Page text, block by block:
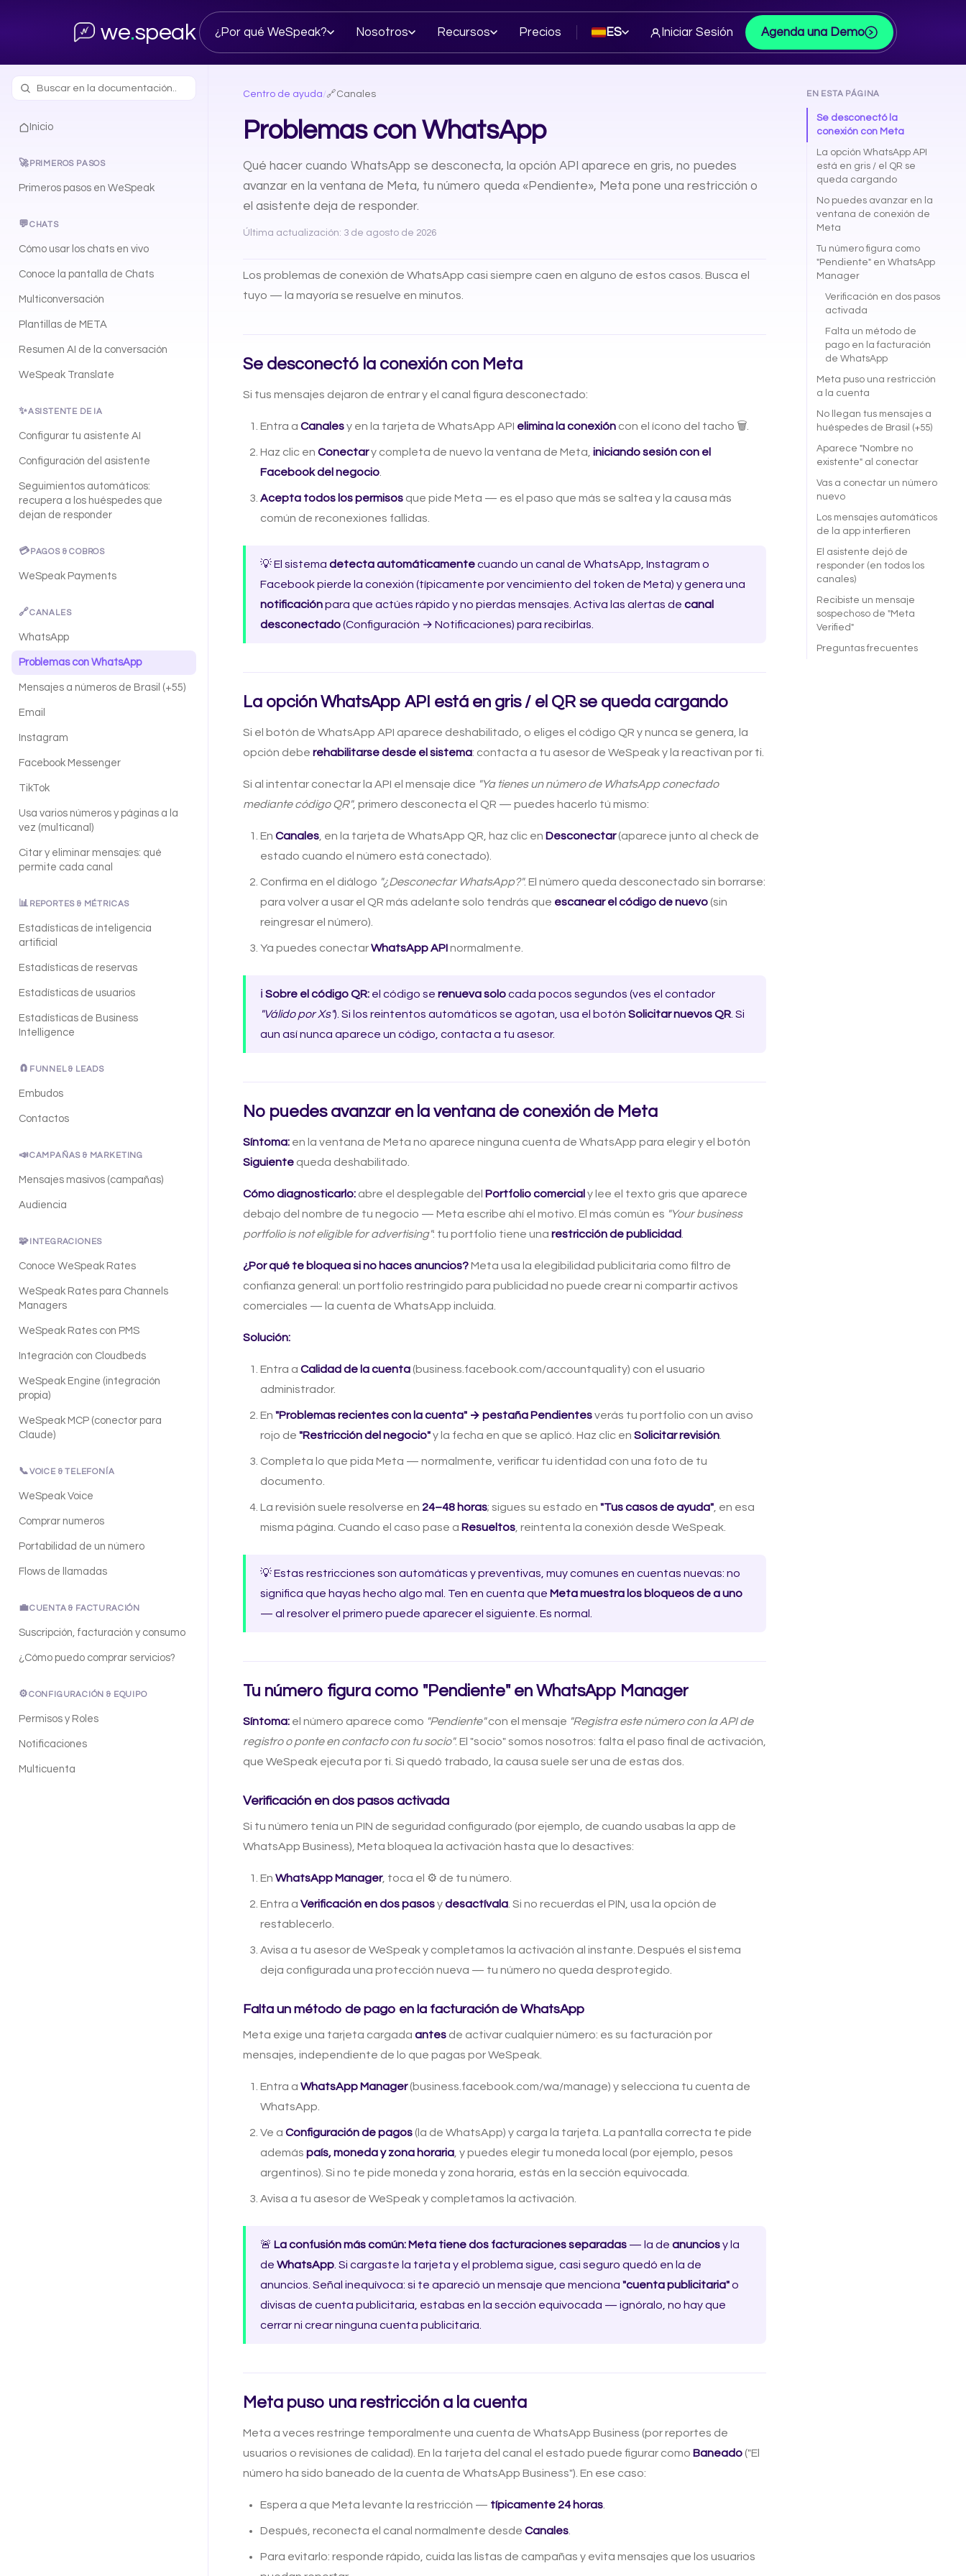
we.speak ¿Por qué WeSpeak? Nosotros Recursos Precios ES Iniciar Sesión Agenda una Demo
Inicio
🚀 PRIMEROS PASOS
Primeros pasos en WeSpeak
💬CHATS
Cómo usar los chats en vivo
Conoce la pantalla de Chats
Multiconversación
Plantillas de META
Resumen AI de la conversación
WeSpeak Translate
✨ASISTENTE DE IA
Configurar tu asistente AI
Configuración del asistente
Seguimientos automáticos:
recupera a los huéspedes que
dejan de responder
💳 PAGOS & COBROS
WeSpeak Payments
🔗CANALES
WhatsApp
Problemas con WhatsApp
Mensajes a números de Brasil (+55)
Email
Instagram
Facebook Messenger
TikTok
Usa varios números y páginas a la
vez (multicanal)
Citar y eliminar mensajes: qué
permite cada canal
📊 REPORTES & MÉTRICAS
Estadísticas de inteligencia
artificial
Estadísticas de reservas
Estadísticas de usuarios
Estadísticas de Business
Intelligence
🧲 FUNNEL & LEADS
Embudos
Contactos
📣CAMPAÑAS & MARKETING
Mensajes masivos (campañas)
Audiencia
🧩 INTEGRACIONES
Conoce WeSpeak Rates
WeSpeak Rates para Channels
Managers
WeSpeak Rates con PMS
Integración con Cloudbeds
WeSpeak Engine (integración
propia)
WeSpeak MCP (conector para
Claude)
📞VOICE & TELEFONÍA
WeSpeak Voice
Comprar numeros
Portabilidad de un número
Flows de llamadas
💼CUENTA & FACTURACIÓN
Suscripción, facturación y consumo
¿Cómo puedo comprar servicios?
⚙️CONFIGURACIÓN & EQUIPO
Permisos y Roles
Notificaciones
Multicuenta
Centro de ayuda/🔗Canales
Problemas con WhatsApp
Qué hacer cuando WhatsApp se desconecta, la opción API aparece en gris, no puedes
avanzar en la ventana de Meta, tu número queda «Pendiente», Meta pone una restricción o
el asistente deja de responder.
Última actualización: 3 de agosto de 2026
Los problemas de conexión de WhatsApp casi siempre caen en alguno de estos casos. Busca el
tuyo — la mayoría se resuelve en minutos.
Se desconectó la conexión con Meta
Si tus mensajes dejaron de entrar y el canal figura desconectado:
Entra a Canalesy en la tarjeta de WhatsApp API elimina la conexión con el ícono del tacho 🗑️.
Haz clic en Conectary completa de nuevo la ventana de Meta, iniciando sesión con el
Facebook del negocio
Acepta todos los permisos que pide Meta — es el paso que más se saltea y la causa más
común de reconexiones fallidas.
💡 El sistema detecta automáticamentecuando un canal de WhatsApp, Instagram o
Facebook pierde la conexión (típicamente por vencimiento del token de Meta) y genera una
notificaciónpara que actúes rápido y no pierdas mensajes. Activa las alertas de canal
desconectado(Configuración → Notificaciones) para recibirlas.
La opción WhatsApp API está en gris / el QR se queda cargando
Si el botón de WhatsApp API aparece deshabilitado, o eliges el código QR y nunca se genera, la
opción debe rehabilitarse desde el sistema: contacta a tu asesor de WeSpeak y la reactivan por ti.
Si al intentar conectar la API el mensaje dice "Ya tienes un número de WhatsApp conectado
mediante código QR", primero desconecta el QR — puedes hacerlo tú mismo:
En Canales , en la tarjeta de WhatsApp QR, haz clic en Desconectar(aparece junto al check de
estado cuando el número está conectado).
Confirma en el diálogo "¿Desconectar WhatsApp?". El número queda desconectado sin borrarse:
para volver a usar el QR más adelante solo tendrás que escanear el código de nuevo(sin
reingresar el número).
Ya puedes conectarWhatsApp APInormalmente.
ℹ️ Sobre el código QR: el código se renueva solocada pocos segundos (ves el contador
"Válido por Xs"). Si los reintentos automáticos se agotan, usa el botón Solicitar nuevos QR . Si
aun así nunca aparece un código, contacta a tu asesor.
No puedes avanzar en la ventana de conexión de Meta
Síntoma: en la ventana de Meta no aparece ninguna cuenta de WhatsApp para elegir y el botón
Siguiente queda deshabilitado.
Cómo diagnosticarlo: abre el desplegable del Portfolio comercial y lee el texto gris que aparece
debajo del nombre de tu negocio — Meta escribe ahí el motivo. El más común es "Your business
portfolio is not eligible for advertising": tu portfolio tiene una restricción de publicidad
¿Por qué te bloquea si no haces anuncios?Meta usa la elegibilidad publicitaria como filtro de
confianza general: un portfolio restringido para publicidad no puede crear ni compartir activos
comerciales — la cuenta de WhatsApp incluida.
Solución:
Entra a Calidad de la cuenta(business.facebook.com/accountquality) con el usuario
administrador.
En "Problemas recientes con la cuenta" → pestaña Pendientesverás tu portfolio con un aviso
rojo de "Restricción del negocio"y la fecha en que se aplicó. Haz clic en Solicitar revisión
Completa lo que pida Meta — normalmente, verificar tu identidad con una foto de tu
documento.
La revisión suele resolverse en 24–48 horas; sigues su estado en "Tus casos de ayuda" , en esa
misma página. Cuando el caso pase a Resueltos , reintenta la conexión desde WeSpeak.
💡 Estas restricciones son automáticas y preventivas, muy comunes en cuentas nuevas: no
significa que hayas hecho algo mal. Ten en cuenta que Meta muestra los bloqueos de a uno
— al resolver el primero puede aparecer el siguiente. Es normal.
Tu número figura como "Pendiente" en WhatsApp Manager
Síntoma: el número aparece como "Pendiente"con el mensaje "Registra este número con la API de
registro o ponte en contacto con tu socio". El "socio" somos nosotros: falta el paso final de activación,
que WeSpeak ejecuta por ti. Si quedó trabado, la causa suele ser una de estas dos.
Verificación en dos pasos activada
Si tu número tenía un PIN de seguridad configurado (por ejemplo, de cuando usabas la app de
WhatsApp Business), Meta bloquea la activación hasta que lo desactives:
En WhatsApp Manager, toca el ⚙️ de tu número.
Entra a Verificación en dos pasosydesactívala . Si no recuerdas el PIN, usa la opción de
restablecerlo.
Avisa a tu asesor de WeSpeak y completamos la activación al instante. Después el sistema
deja configurada una protección nueva — tu número no queda desprotegido.
Falta un método de pago en la facturación de WhatsApp
Meta exige una tarjeta cargada antes de activar cualquier número: es su facturación por
mensajes, independiente de lo que pagas por WeSpeak.
Entra a WhatsApp Manager(business.facebook.com/wa/manage) y selecciona tu cuenta de
WhatsApp.
Ve a Configuración de pagos(la de WhatsApp) y carga la tarjeta. La pantalla correcta te pide
además país, moneda y zona horaria , y puedes elegir tu moneda local (por ejemplo, pesos
argentinos). Si no te pide moneda y zona horaria, estás en la sección equivocada.
Avisa a tu asesor de WeSpeak y completamos la activación.
🚨 La confusión más común: Meta tiene dos facturaciones separadas — la de anunciosy la
de WhatsApp . Si cargaste la tarjeta y el problema sigue, casi seguro quedó en la de
anuncios. Señal inequívoca: si te apareció un mensaje que menciona "cuenta publicitaria"o
divisas de cuenta publicitaria, estabas en la sección equivocada — ignóralo, no hay que
cerrar ni crear ninguna cuenta publicitaria.
Meta puso una restricción a la cuenta
Meta a veces restringe temporalmente una cuenta de WhatsApp Business (por reportes de
usuarios o revisiones de calidad). En la tarjeta del canal el estado puede figurar como Baneado("El
número ha sido baneado de la cuenta de WhatsApp Business"). En ese caso:
Espera a que Meta levante la restricción — típicamente 24 horas
Después, reconecta el canal normalmente desde Canales
Para evitarlo: responde rápido, cuida las listas de campañas y evita mensajes que los usuarios
EN ESTA PÁGINA
Se desconectó la
conexión con Meta
La opción WhatsApp API
está en gris / el QR se
queda cargando
No puedes avanzar en la
ventana de conexión de
Meta
Tu número figura como
"Pendiente" en WhatsApp
Manager
Verificación en dos pasos
activada
Falta un método de
pago en la facturación
de WhatsApp
Meta puso una restricción
a la cuenta
No llegan tus mensajes a
huéspedes de Brasil (+55)
Aparece "Nombre no
existente" al conectar
Vas a conectar un número
nuevo
Los mensajes automáticos
de la app interfieren
El asistente dejó de
responder (en todos los
canales)
Recibiste un mensaje
sospechoso de "Meta
Verified"
Preguntas frecuentes